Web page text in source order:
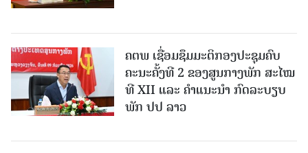
ຄຕພ ເຊື່ອມຊຶມມະຕິກອງປະຊຸມຄົບ
ຄະນະຄັ້ງທີ 2 ຂອງສູນກາງພັກ ສະໄໝ
ທີ XII ແລະ ຄໍາແນະນໍາ ກົດລະບຽບ
ພັກ ປປ ລາວ